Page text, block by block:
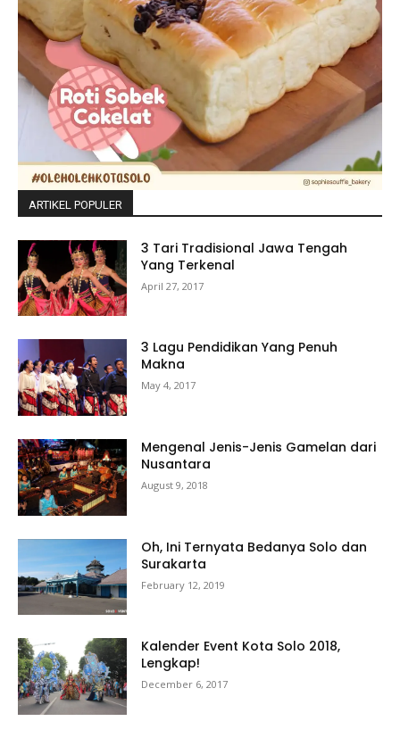
ARTIKEL POPULER
3 Tari Tradisional Jawa Tengah
Yang Terkenal
April 27, 2017
3 Lagu Pendidikan Yang Penuh
Makna
May 4, 2017
Mengenal Jenis-Jenis Gamelan dari
Nusantara
August 9, 2018
Oh, Ini Ternyata Bedanya Solo dan
Surakarta
February 12, 2019
Kalender Event Kota Solo 2018,
Lengkap!
December 6, 2017